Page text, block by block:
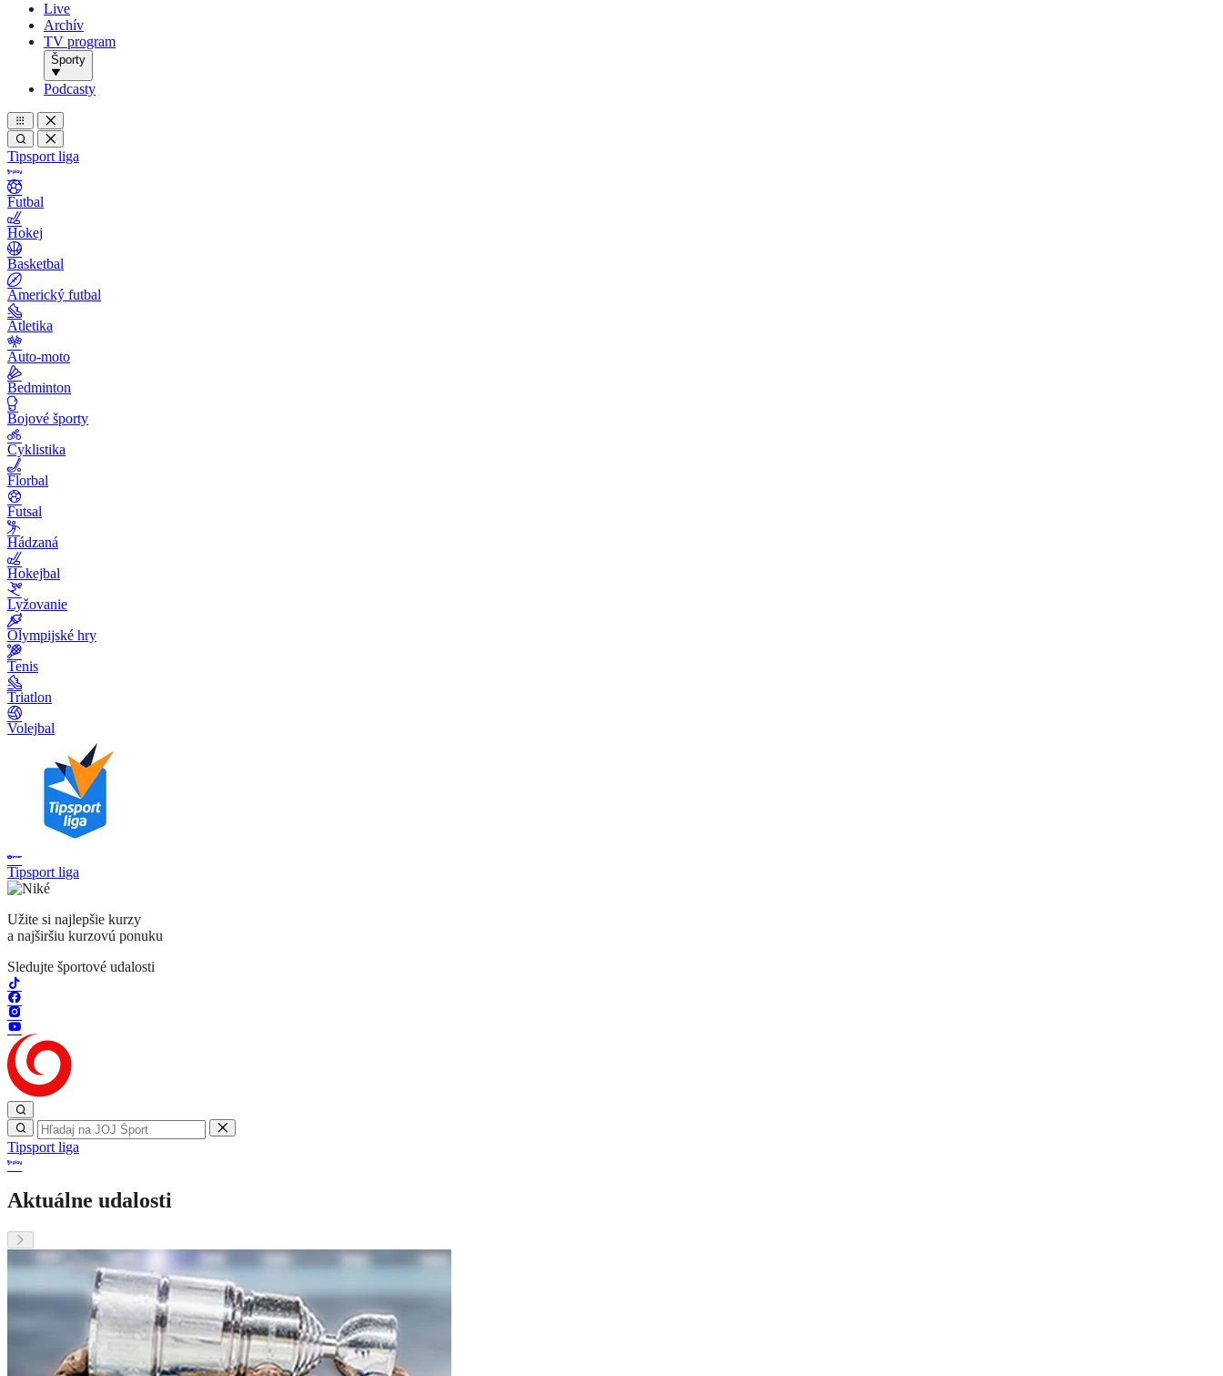
Live
Archív
TV program
Športy
Podcasty
Tipsport liga
Futbal
Hokej
Basketbal
Americký futbal
Atletika
Auto-moto
Bedminton
Bojové športy
Cyklistika
Florbal
Futsal
Hádzaná
Hokejbal
Lyžovanie
Olympijské hry
Tenis
Triatlon
Volejbal
Tipsport liga
Užite si najlepšie kurzy
a najširšiu kurzovú ponuku
Sledujte športové udalosti
Tipsport liga
Aktuálne udalosti